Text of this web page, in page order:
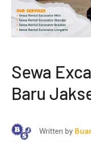
Sewa
Baru
Written by